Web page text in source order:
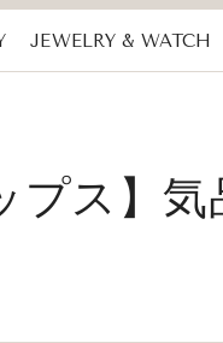
JEWELRY & WATCH
プス】